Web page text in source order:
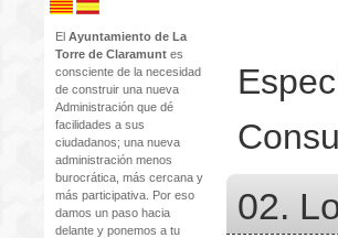
El Ayuntamiento de La
Torre de Claramunt es
consciente de la necesidad
de construir una nueva
Administración que dé
facilidades a sus
ciudadanos; una nueva
administración menos
burocrática, más cercana y
más participativa. Por eso
damos un paso hacia
delante y ponemos a tu
02.